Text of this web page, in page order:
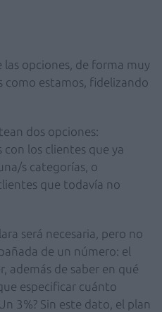
opciones, de forma muy
como estamos, fidelizando
dos opciones:
con los clientes que ya
s categorías, o
que todavía no
será necesaria, pero no
de un número: el
además de saber en qué
especificar cuánto
3%? Sin este dato, el plan